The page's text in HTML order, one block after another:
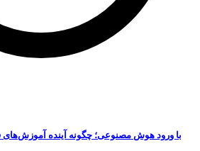
با ورود هوش مصنوعی؛ چگونه آینده